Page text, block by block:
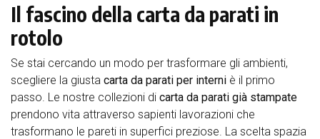
Il fascino della carta da parati in
rotolo
Se stai cercando un modo per trasformare gli ambienti,
scegliere la giusta carta da parati per interni è il primo
passo. Le nostre collezioni di carta da parati già stampate
prendono vita attraverso sapienti lavorazioni che
trasformano le pareti in superfici preziose. La scelta spazia